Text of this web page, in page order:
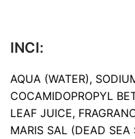
INCI:
AQUA (WATER),
COCAMIDOPROPYL
LEAF JUICE,
MARIS SAL (DEAD SEA